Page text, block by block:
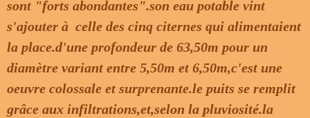
sont "forts abondantes".son eau potable vint
s'ajouter à celle des cinq citernes qui alimentaient
la place.d'une profondeur de 63,50m pour un
diamètre variant entre 5,50m et 6,50m,c'est une
oeuvre colossale et surprenante.le puits se remplit
grâce aux infiltrations,et,selon la pluviosité.la